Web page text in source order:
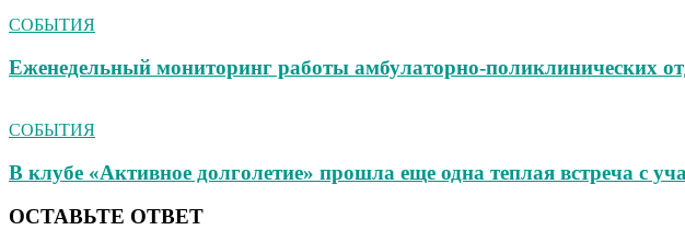
СОБЫТИЯ
Еженедельный мониторинг работы амбулаторно‑поликлинических
СОБЫТИЯ
В клубе «Активное долголетие» прошла еще одна теплая встреча с
ОСТАВЬТЕ ОТВЕТ